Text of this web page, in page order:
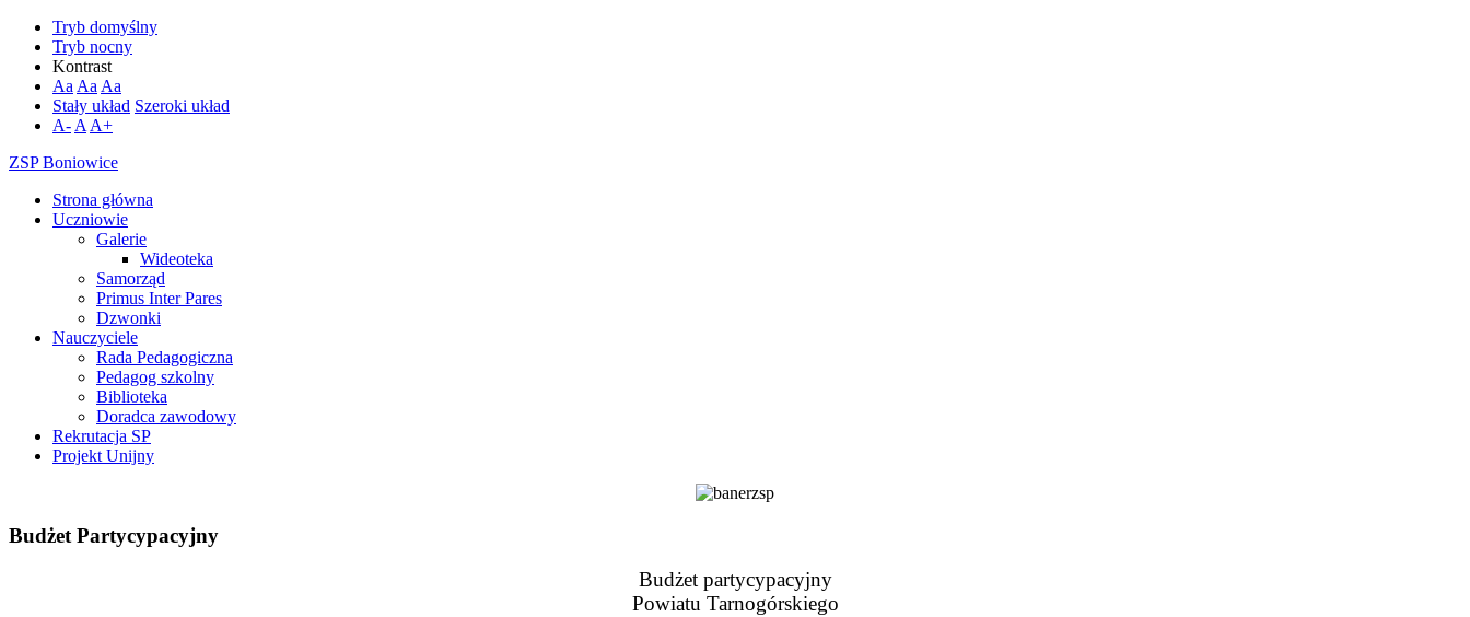
Tryb domyślny
Tryb nocny
Kontrast
Aa Aa Aa
Stały układ Szeroki układ
A- A A+
ZSP Boniowice
Strona główna
Uczniowie
Galerie
Wideoteka
Samorząd
Primus Inter Pares
Dzwonki
Nauczyciele
Rada Pedagogiczna
Pedagog szkolny
Biblioteka
Doradca zawodowy
Rekrutacja SP
Projekt Unijny
Budżet Partycypacyjny
Budżet partycypacyjny
Powiatu Tarnogórskiego